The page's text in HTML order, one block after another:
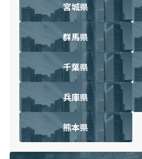
宮城県
群馬県
千葉県
兵庫県
熊本県